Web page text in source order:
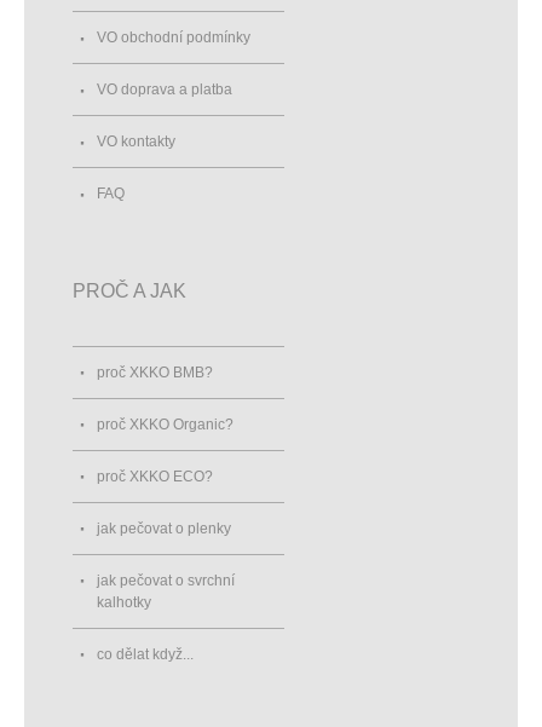
VO obchodní podmínky
VO doprava a platba
VO kontakty
FAQ
PROČ A JAK
proč XKKO BMB?
proč XKKO Organic?
proč XKKO ECO?
jak pečovat o plenky
jak pečovat o svrchní
kalhotky
co dělat když...